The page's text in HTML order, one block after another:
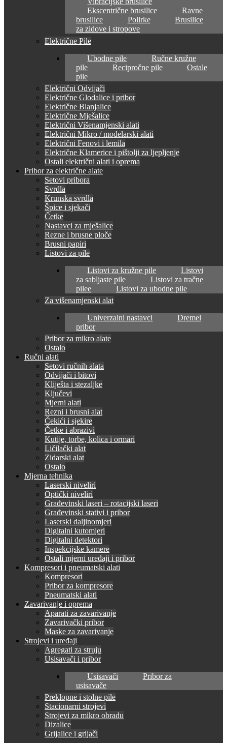
Ekscentrične brusilice
Ravne
brusilice
Polirke
Brusilice
za zidove i stropove
Električne Pile
Ubodne pile
Ručne kružne
pile
Recipročne pile
Ostale
pile
Električni Odvijači
Električne Glodalice i pribor
Električne Blanjalice
Električne Mješalice
Električni Višenamjenski alati
Električni Mikro / modelarski alati
Električni Fenovi i lemila
Električne Klamerice i pištolji za ljepljenje
Ostali električni alati i oprema
Pribor za električne alate
Setovi pribora
Svrdla
Krunska svrdla
Špice i sjekači
Četke
Nastavci za mješalice
Rezne i brusne ploče
Brusni papiri
Listovi za pile
Listovi za kružne pile
Listovi
za sabljaste pile
Listovi za tračne
pilee
Listovi za ubodne pile
Za višenamjenski alat
Univerzalni nastavci
Dremel
pribor
Pribor za mikro alate
Ostalo
Ručni alati
Setovi ručnih alata
Odvijači i bitovi
Kliješta i stezaljke
Ključevi
Mjerni alati
Rezni i brusni alat
Čekići i sjekire
Četke i abrazivi
Kutije, torbe, kolica i ormari
Ličilački alat
Zidarski alat
Ostalo
Mjerna tehnika
Laserski niveliri
Optički niveliri
Građevinski laseri – rotacijski laseri
Građevinski stativi i pribor
Laserski daljinomjeri
Digitalni kutomjeri
Digitalni detektori
Inspekcijske kamere
Ostali mjerni uređaji i pribor
Kompresori i pneumatski alati
Kompresori
Pribor za kompresore
Pneumatski alati
Zavarivanje i oprema
Aparati za zavarivanje
Zavarivački pribor
Maske za zavarivanje
Strojevi i uređaji
Agregati za struju
Usisavači i pribor
Usisavači
Pribor za
usisavače
Preklopne i stolne pile
Stacionarni strojevi
Strojevi za mikro obradu
Dizalice
Grijalice i grijači